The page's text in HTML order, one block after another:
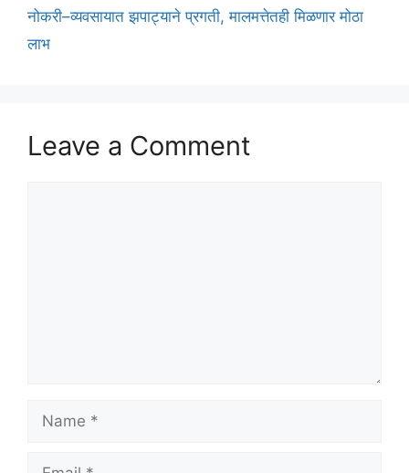
नोकरी–व्यवसायात झपाट्याने प्रगती, मालमत्तेतही मिळणार मोठा
लाभ
Leave a Comment
Name
Email